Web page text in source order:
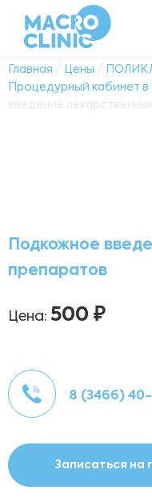
Главная / Цены /
Процедурный кабинет
введение
Подкожное
препаратов
Цена: 500 ₽
8 (3466)
Записаться на